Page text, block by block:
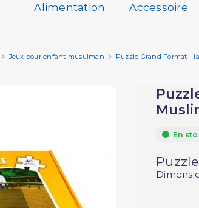
Alimentation Accessoire
Jeux pour enfant musulman Puzzle Grand Format -
En